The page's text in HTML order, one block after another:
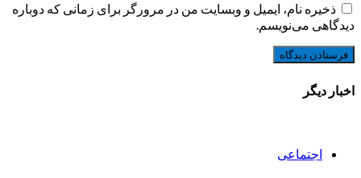
ذخیره نام، ایمیل و وبسایت من در مرورگر برای زمانی که دوباره
دیدگاهی می‌نویسم.
اخبار دیگر
اجتماعی